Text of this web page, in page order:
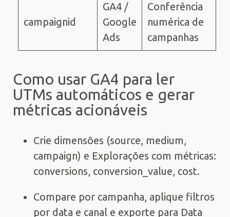
campaignid
GA4 /
Google
Ads
Conferência
numérica de
campanhas
Como usar GA4 para ler
UTMs automáticos e gerar
métricas acionáveis
Crie dimensões (source, medium,
campaign) e Explorações com métricas:
conversions, conversion_value, cost.
Compare por campanha, aplique filtros
por data e canal e exporte para Data